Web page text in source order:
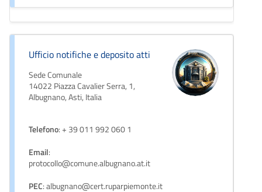
Ufficio notifiche e deposito atti
Sede Comunale
14022 Piazza Cavalier Serra, 1,
Albugnano, Asti, Italia
Telefono: + 39 011 992 060 1
Email:
protocollo@comune.albugnano.at.it
PEC: albugnano@cert.ruparpiemonte.it